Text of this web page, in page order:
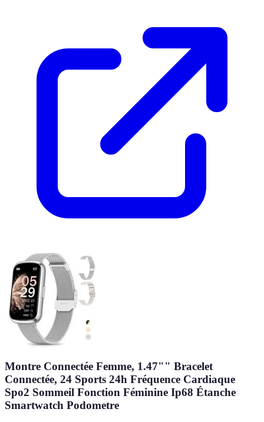
Montre Connectée Femme, 1.47"" Bracelet
Connectée, 24 Sports 24h Fréquence Cardiaque
Spo2 Sommeil Fonction Féminine Ip68 Étanche
Smartwatch Podometre